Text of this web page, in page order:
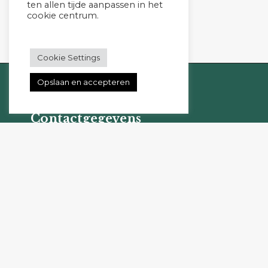
Contactgegevens
ten allen tijde aanpassen in het
cookie centrum.
Cookie Settings
Opslaan en accepteren